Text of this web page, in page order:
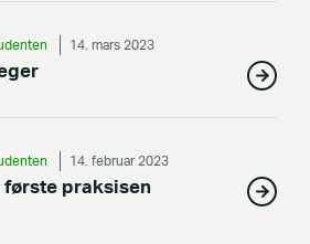
14. mars 2023
14. februar 2023
første praksisen